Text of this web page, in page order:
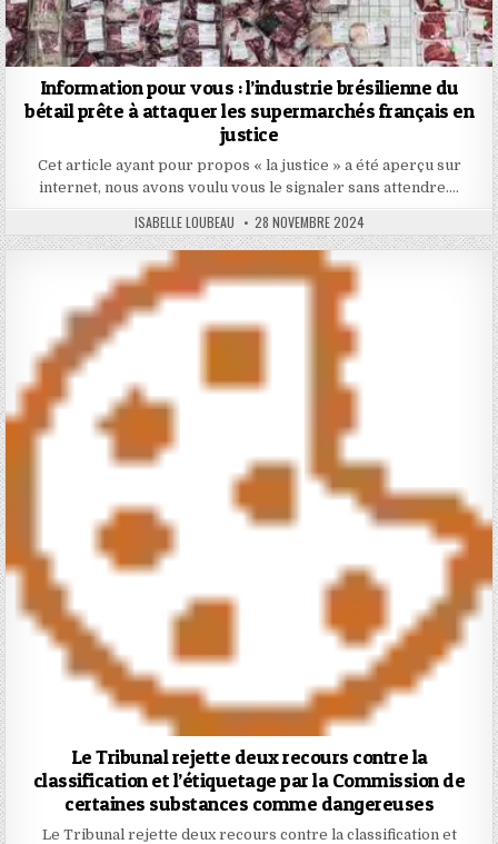
Information pour vous : l’industrie brésilienne du
bétail prête à attaquer les supermarchés français en
justice
Cet article ayant pour propos « la justice » a été aperçu sur
internet, nous avons voulu vous le signaler sans attendre….
AUTHOR:
ISABELLE LOUBEAU PUBLISHED
DATE:
28 NOVEMBRE 2024
Le Tribunal rejette deux recours contre la
classification et l’étiquetage par la Commission de
certaines substances comme dangereuses
Le Tribunal rejette deux recours contre la classification et